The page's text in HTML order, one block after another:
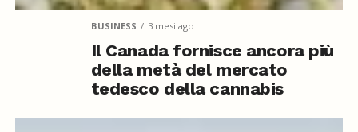
BUSINESS 3 mesi ago
Il Canada fornisce ancora più
della metà del mercato
tedesco della cannabis